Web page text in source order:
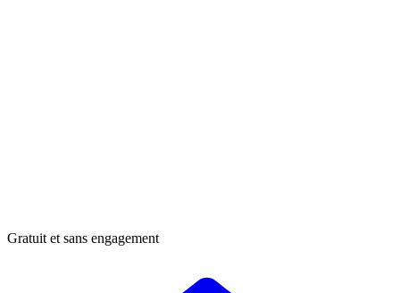
Gratuit et sans engagement